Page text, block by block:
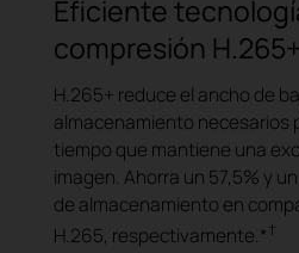
Eficiente
compresión H.265+
H.265+ reduce el ancho de
almacenamiento necesarios
tiempo que mantiene una
imagen. Ahorra un 57,5% y
de almacenamiento en
H.265, respectivamente.*†